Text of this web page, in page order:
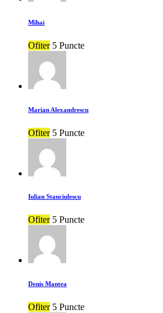
Mihai
Ofiter 5 Puncte
Marian Alexandrescu
Ofiter 5 Puncte
Iulian Stanciulescu
Ofiter 5 Puncte
Denis Mantea
Ofiter 5 Puncte